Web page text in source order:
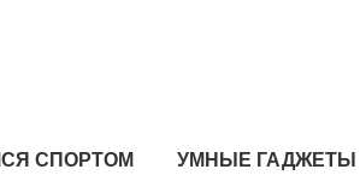
СПОРТОМ УМНЫЕ ГАДЖЕТЫ